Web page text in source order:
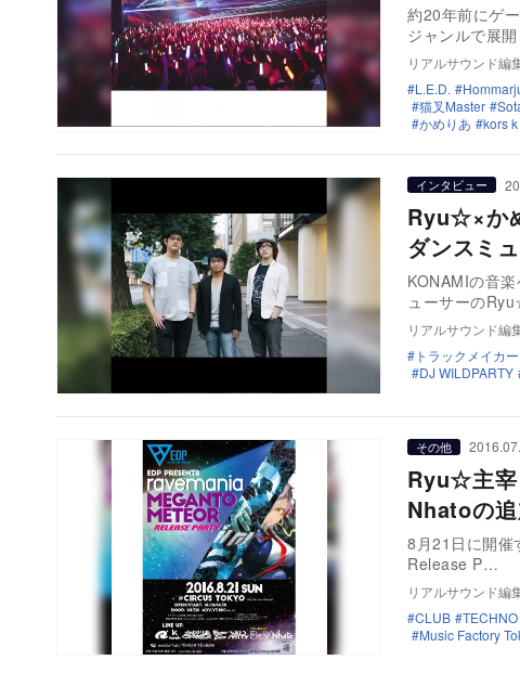
約20年前にゲ
ジャンルで展
リアルサウンド編
L.E.D.
猫叉Master
かめりあ
kors k
インタビュー
Ryu☆×か
ダンスミ
KONAMIの音
ューサーの
リアルサウンド編
トラックメイカー
DJ WILDPARTY
その他
Ryu☆主宰
Nhatoの
8月21日に開
Release P…
リアルサウンド編
CLUB
TECHNO
Music Factory